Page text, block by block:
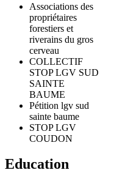
Associations des
propriétaires
forestiers et
riverains du gros
cerveau
COLLECTIF
STOP LGV SUD
SAINTE
BAUME
Pétition lgv sud
sainte baume
STOP LGV
COUDON
Education